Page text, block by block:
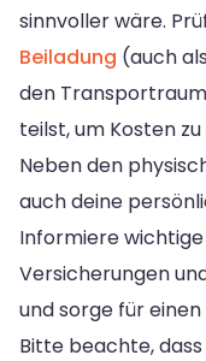
sinnvoller wäre.
Beiladung (auch
den
teilst, um Kosten
Neben den
auch deine
Informiere
Versicherungen
und sorge für
Bitte beachte,